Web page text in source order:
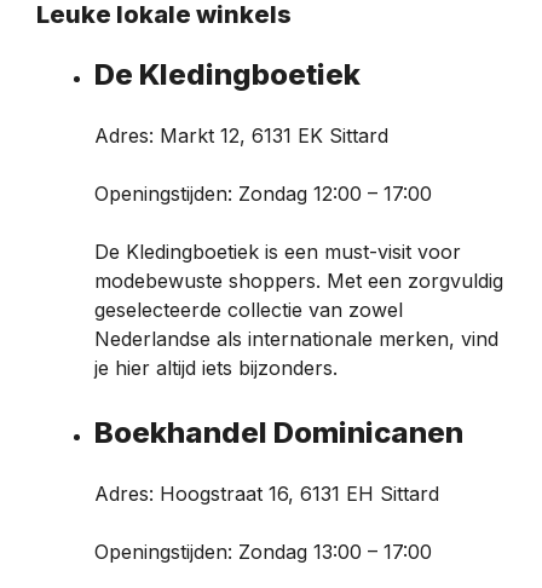
Leuke lokale winkels
De Kledingboetiek
Adres: Markt 12, 6131 EK Sittard
Openingstijden: Zondag 12:00 – 17:00
De Kledingboetiek is een must-visit voor
modebewuste shoppers. Met een zorgvuldig
geselecteerde collectie van zowel
Nederlandse als internationale merken, vind
je hier altijd iets bijzonders.
Boekhandel Dominicanen
Adres: Hoogstraat 16, 6131 EH Sittard
Openingstijden: Zondag 13:00 – 17:00